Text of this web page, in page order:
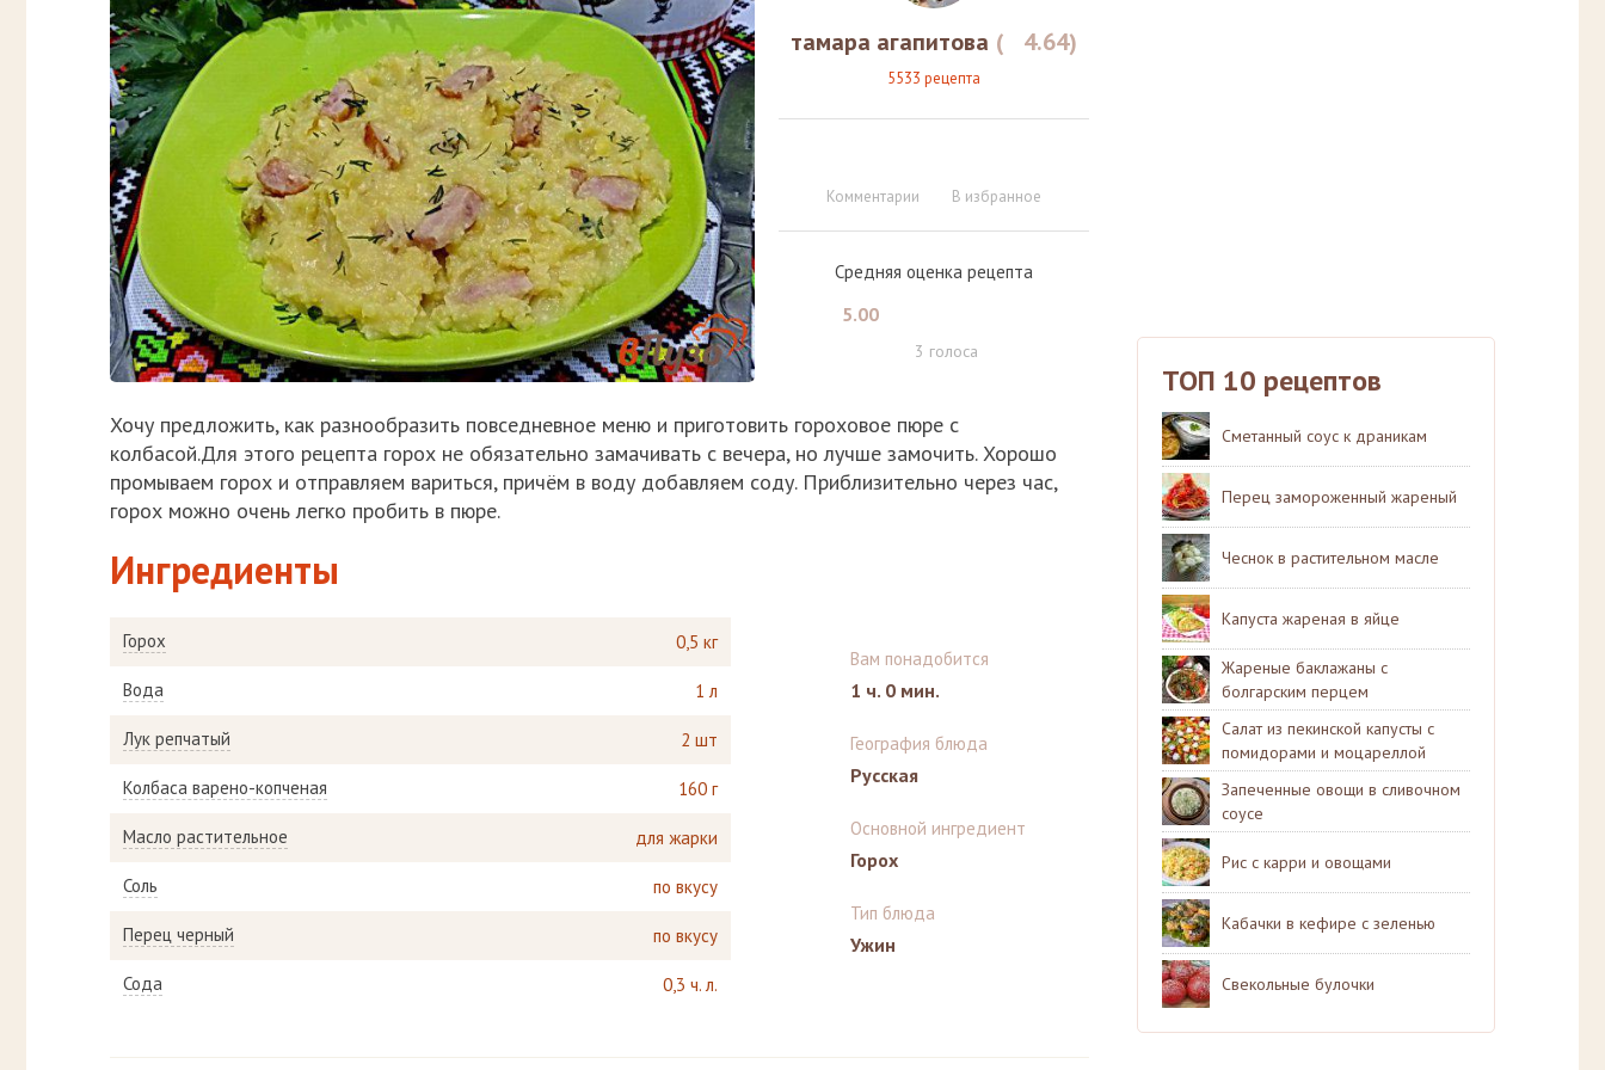
тамара агапитова ( 4.64)
5533 рецепта
Комментарии В избранное
Средняя оценка рецепта
5.00
3 голоса
Хочу предложить, как разнообразить повседневное меню и приготовить гороховое пюре с
колбасой.Для этого рецепта горох не обязательно замачивать с вечера, но лучше замочить. Хорошо
промываем горох и отправляем вариться, причём в воду добавляем соду. Приблизительно через час,
горох можно очень легко пробить в пюре.
Ингредиенты
Горох 0,5 кг
Вода 1 л
Лук репчатый 2 шт
Колбаса варено-копченая 160 г
Масло растительное для жарки
Соль по вкусу
Перец черный по вкусу
Сода 0,3 ч. л.
Вам понадобится
1 ч. 0 мин.
География блюда
Русская
Основной ингредиент
Горох
Тип блюда
Ужин
ТОП 10 рецептов
Сметанный соус к драникам
Перец замороженный жареный
Чеснок в растительном масле
Капуста жареная в яйце
Жареные баклажаны с
болгарским перцем
Салат из пекинской капусты с
помидорами и моцареллой
Запеченные овощи в сливочном
соусе
Рис с карри и овощами
Кабачки в кефире с зеленью
Свекольные булочки